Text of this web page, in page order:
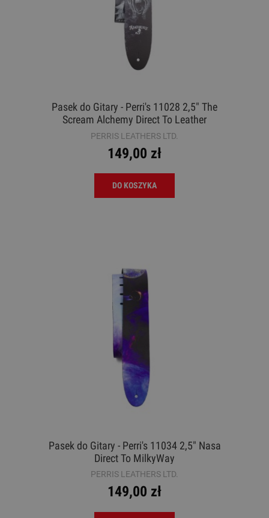
Pasek do Gitary - Perri's 11028 2,5" The
Scream Alchemy Direct To Leather
PERRIS LEATHERS LTD.
149,00 zł
DO KOSZYKA
Pasek do Gitary - Perri's 11034 2,5" Nasa
Direct To MilkyWay
PERRIS LEATHERS LTD.
149,00 zł